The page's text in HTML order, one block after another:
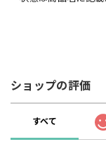
ショップの評価
すべて